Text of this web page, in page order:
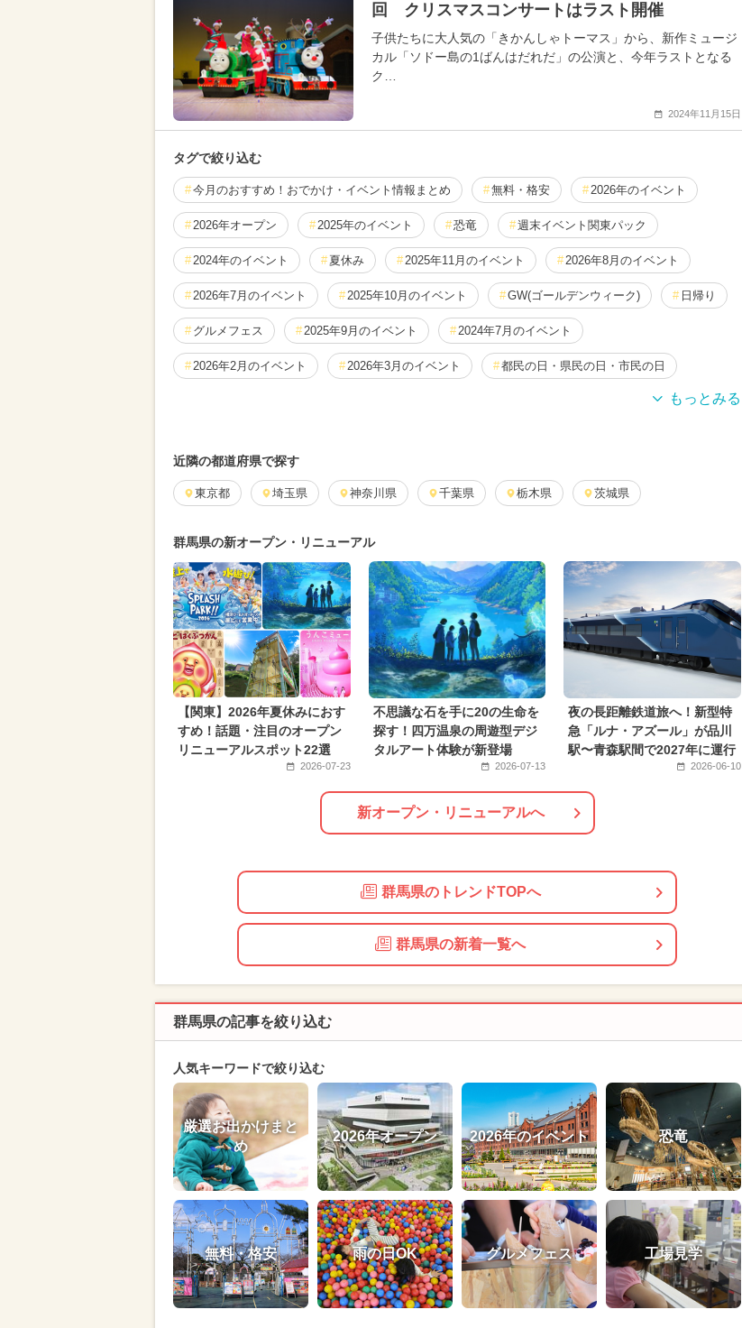
回 クリスマスコンサートはラスト開催
子供たちに大人気の「きかんしゃトーマス」から、新作ミュージ
カル「ソドー島の1ばんはだれだ」の公演と、今年ラストとなる
ク…
2024年11月15日
タグで絞り込む
今月のおすすめ！おでかけ・イベント情報まとめ 無料・格安 2026年のイベント
2026年オープン 2025年のイベント 恐竜 週末イベント関東パック
2024年のイベント 夏休み 2025年11月のイベント 2026年8月のイベント
2026年7月のイベント 2025年10月のイベント GW(ゴールデンウィーク) 日帰り
グルメフェス 2025年9月のイベント 2024年7月のイベント
2026年2月のイベント 2026年3月のイベント 都民の日・県民の日・市民の日
2024年9月のイベント
2024年11月のイベント 2025年3月のイベント 2026年5月のイベント
2024年8月のイベント 2024年12月のイベント 2025年4月のイベント
2026年6月のイベント 2025年2月のイベント 2024年6月のイベント
2025年6月のイベント アート 冬休み 2024年4月のイベント
2024年5月のイベント 夏休み（日帰り） 2025年1月のイベント
2026年4月のイベント アウトドア 2024年2月のイベント
近隣の都道府県で探す
東京都 埼玉県 神奈川県 千葉県 栃木県 茨城県
群馬県の新オープン・リニューアル
【関東】2026年夏休みにおす
すめ！話題・注目のオープン
リニューアルスポット22選
2026-07-23
不思議な石を手に20の生命を
探す！四万温泉の周遊型デジ
タルアート体験が新登場
2026-07-13
夜の長距離鉄道旅へ！新型特
急「ルナ・アズール」が品川
駅〜青森駅間で2027年に運行
2026-06-10
新オープン・リニューアルへ
群馬県のトレンドTOPへ
群馬県の新着一覧へ
群馬県の記事を絞り込む
人気キーワードで絞り込む
厳選お出かけまと
め
2026年オープン 2026年のイベント 恐竜
無料・格安 雨の日OK グルメフェス 工場見学